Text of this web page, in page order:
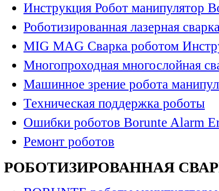
Инструкция Робот манипулятор
Роботизированная лазерная
MIG MAG Сварка роботом
Многопроходная многослойная
Машинное зрение робота
Техническая поддержка роботы
Ошибки роботов Borunte Alarm
Ремонт роботов
РОБОТИЗИРОВАННАЯ